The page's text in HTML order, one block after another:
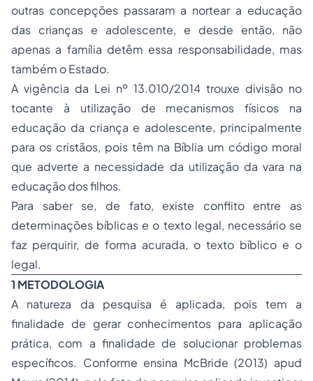
outras concepções passaram a nortear a educação
das crianças e adolescente, e desde então, não
apenas a família detêm essa responsabilidade, mas
também o Estado.
A vigência da Lei nº 13.010/2014 trouxe divisão no
tocante à utilização de mecanismos físicos na
educação da criança e adolescente, principalmente
para os cristãos, pois têm na Bíblia um código moral
que adverte a necessidade da utilização da vara na
educação dos filhos.
Para saber se, de fato, existe conflito entre as
determinações bíblicas e o texto legal, necessário se
faz perquirir, de forma acurada, o texto bíblico e o
legal.
1 METODOLOGIA
A natureza da pesquisa é aplicada, pois tem a
finalidade de gerar conhecimentos para aplicação
prática, com a finalidade de solucionar problemas
específicos. Conforme ensina McBride (2013) apud